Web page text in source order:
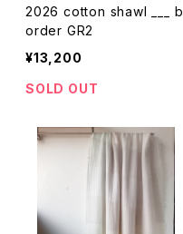
2026 cotton shawl ___ b
order GR2
¥13,200
SOLD OUT